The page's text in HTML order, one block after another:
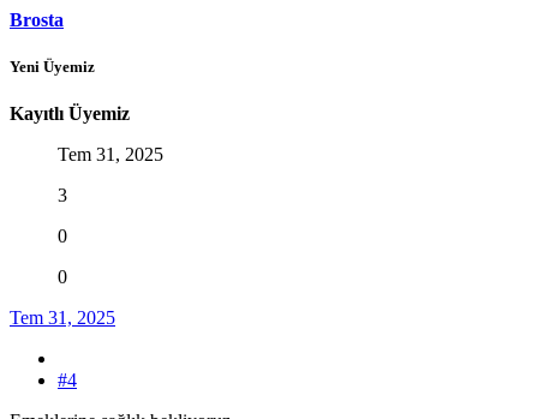
Brosta
Yeni Üyemiz
Kayıtlı Üyemiz
Tem 31, 2025
3
0
0
Tem 31, 2025
#4